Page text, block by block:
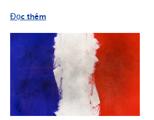
Đọc thêmvề Ngôn ngữ ký hiệu Mỹ IV